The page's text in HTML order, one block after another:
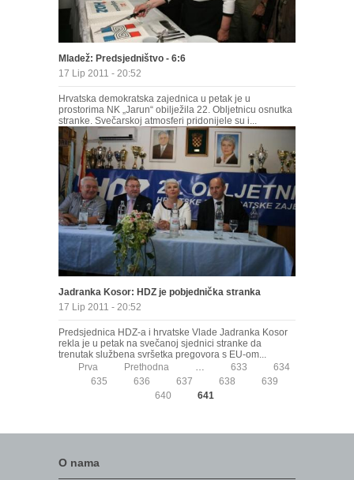
Mladež: Predsjedništvo - 6:6
17 Lip 2011 - 20:52
Hrvatska demokratska zajednica u petak je u
prostorima NK „Jarun“ obilježila 22. Obljetnicu osnutka
stranke. Svečarskoj atmosferi pridonijele su i...
Jadranka Kosor: HDZ je pobjednička stranka
17 Lip 2011 - 20:52
Predsjednica HDZ-a i hrvatske Vlade Jadranka Kosor
rekla je u petak na svečanoj sjednici stranke da
trenutak službena svršetka pregovora s EU-om...
Prva Prethodna 633
634
635
636 637 638
639
640
641
O nama